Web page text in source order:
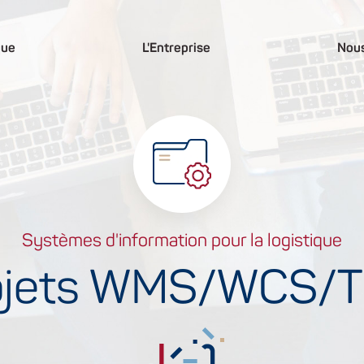
L'Entreprise
Systèmes d'information pour la logistique
WMS/WCS/